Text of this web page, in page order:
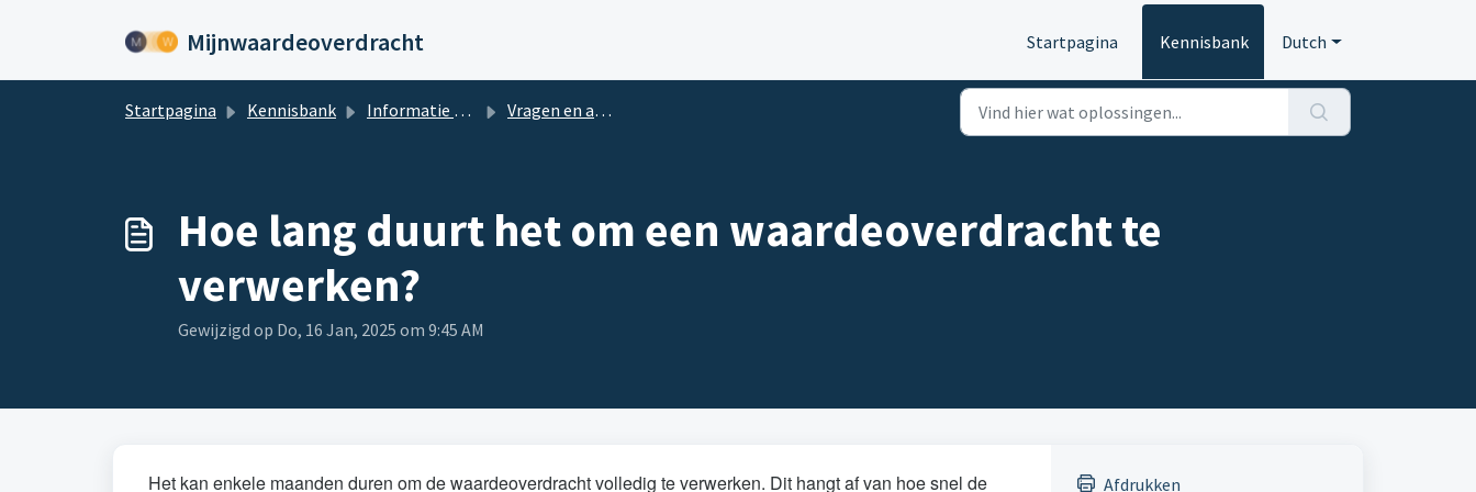
Mijnwaardeoverdracht Startpagina Kennisbank Dutch
Startpagina Kennisbank Informatie over waardeoverdrachten tijdens de pensioentransitie Vragen en antwoorden over waardeoverdrachten tijdens de pensioentransitie
Hoe lang duurt het om een waardeoverdracht te
verwerken?
Gewijzigd op Do, 16 Jan, 2025 om 9:45 AM
Het kan enkele maanden duren om de waardeoverdracht volledig te verwerken. Dit hangt af van hoe snel de Afdrukken